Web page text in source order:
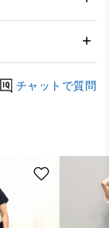
チャットで質問